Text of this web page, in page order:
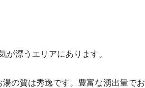
漂うエリアにあります。
の質は秀逸です。豊富な湧出量でお